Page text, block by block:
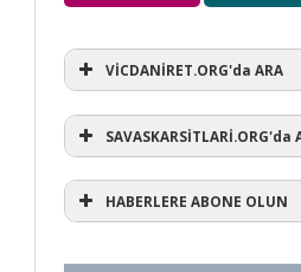
VİCDANİRET.ORG'da ARA
SAVASKARSİTLARİ.ORG'da
HABERLERE ABONE OLUN